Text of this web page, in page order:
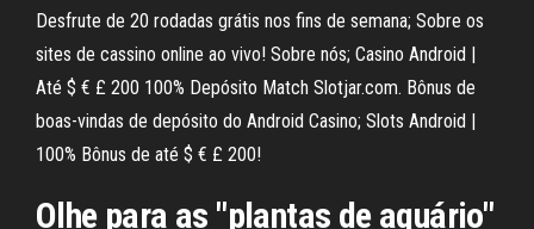
Desfrute de 20 rodadas grátis nos fins de semana; Sobre os
sites de cassino online ao vivo! Sobre nós; Casino Android |
Até $ € £ 200 100% Depósito Match Slotjar.com. Bônus de
boas-vindas de depósito do Android Casino; Slots Android |
100% Bônus de até $ € £ 200!
Olhe para as "plantas de aquário"